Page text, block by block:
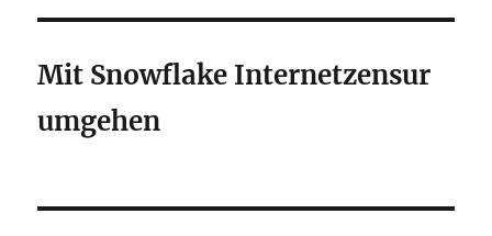
Mit Snowflake Internetzensur
umgehen